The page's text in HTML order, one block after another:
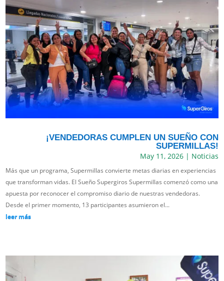
¡VENDEDORAS CUMPLEN UN SUEÑO CON
SUPERMILLAS!
May 11, 2026| Noticias
Más que un programa, Supermillas convierte metas diarias en experiencias
que transforman vidas. El Sueño Supergiros Supermillas comenzó como una
apuesta por reconocer el compromiso diario de nuestras vendedoras.
Desde el primer momento, 13 participantes asumieron el...
leer más